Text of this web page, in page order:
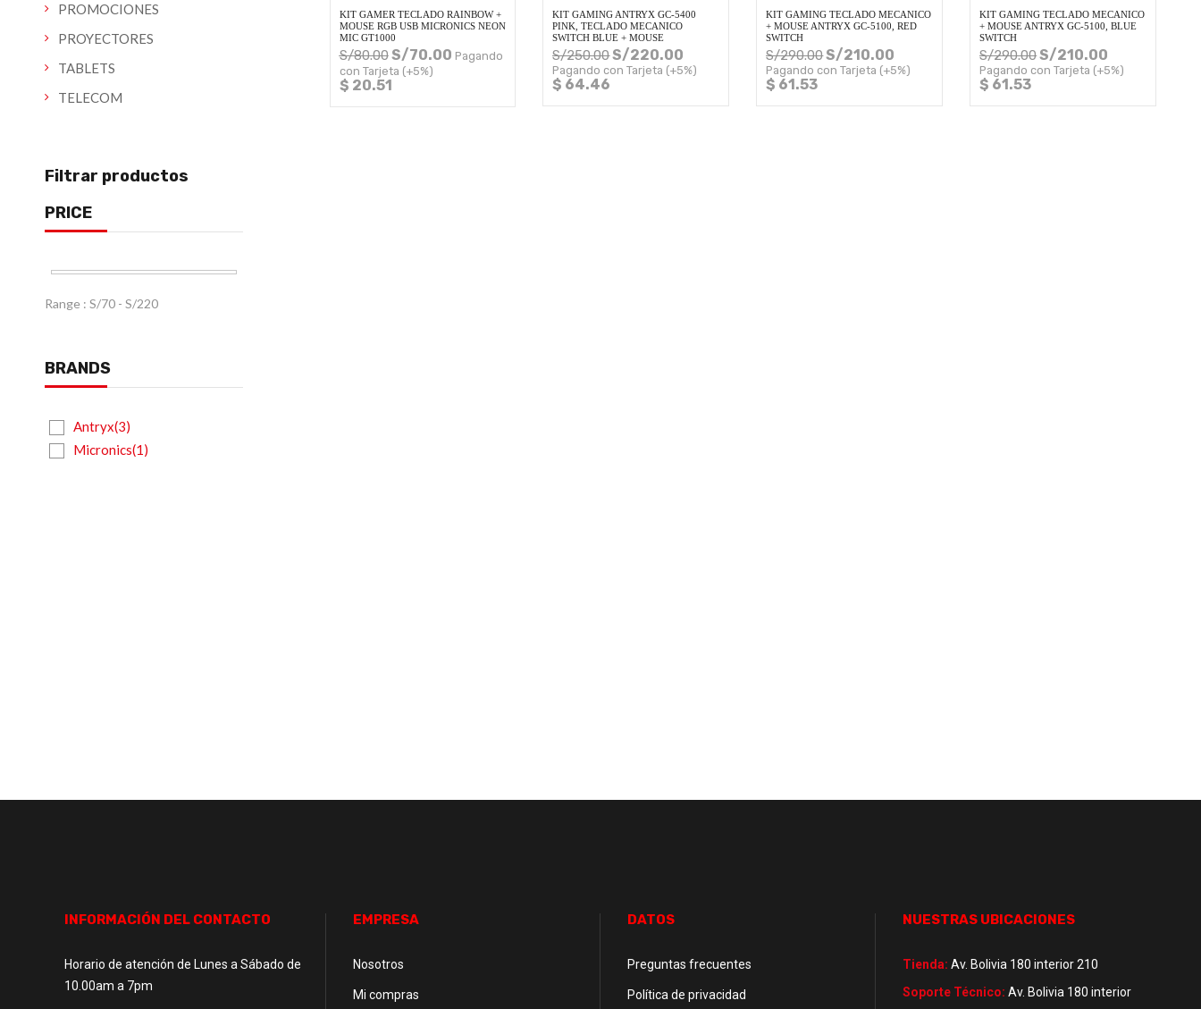
PROMOCIONES
PROYECTORES
TABLETS
TELECOM
Filtrar productos
PRICE
Range : S/70 - S/220
BRANDS
Antryx(3)
Micronics(1)
KIT GAMER TECLADO RAINBOW +
MOUSE RGB USB MICRONICS NEON
MIC GT1000
S/80.00S/70.00 Pagando
con Tarjeta (+5%)
$ 20.51
KIT GAMING ANTRYX GC-5400
PINK, TECLADO MECANICO
SWITCH BLUE + MOUSE
S/250.00S/220.00
Pagando con Tarjeta (+5%)
$ 64.46
KIT GAMING TECLADO MECANICO
+ MOUSE ANTRYX GC-5100, RED
SWITCH
S/290.00S/210.00
Pagando con Tarjeta (+5%)
$ 61.53
KIT GAMING TECLADO MECANICO
+ MOUSE ANTRYX GC-5100, BLUE
SWITCH
S/290.00S/210.00
Pagando con Tarjeta (+5%)
$ 61.53
INFORMACIÓN DEL CONTACTO
Horario de atención de Lunes a Sábado de
10.00am a 7pm
EMPRESA
Nosotros
Mi compras
DATOS
Preguntas frecuentes
Política de privacidad
NUESTRAS UBICACIONES
Tienda: Av. Bolivia 180 interior 210
Soporte Técnico: Av. Bolivia 180 interior